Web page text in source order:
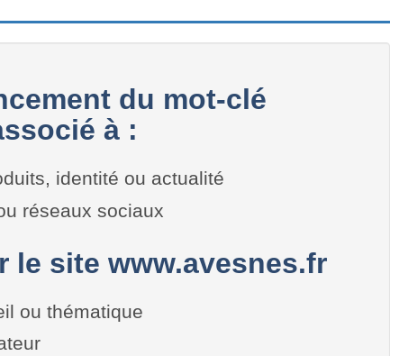
du mot-clé
à :
identité ou actualité
réseaux sociaux
le site www.avesnes.fr
ou thématique